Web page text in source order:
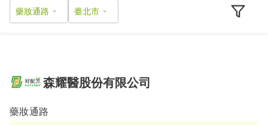
藥妝通路
森耀醫股份有限公司
藥妝通路